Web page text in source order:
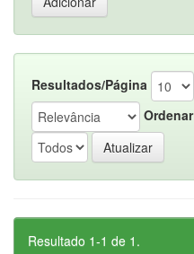
Resultados/Página
Ordenar
Resultado 1-1 de 1.